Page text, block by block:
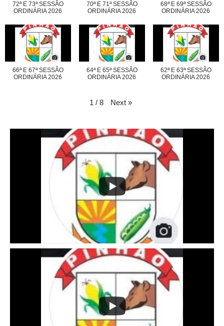
72ª E 73ª SESSÃO
ORDINÁRIA 2026
70ª E 71ª SESSÃO
ORDINÁRIA 2026
68ª E 69ª SESSÃO
ORDINÁRIA 2026
66ª E 67ª SESSÃO
ORDINÁRIA 2026
64ª E 65ª SESSÃO
ORDINÁRIA 2026
62ª E 63ª SESSÃO
ORDINÁRIA 2026
1 / 8 Next »